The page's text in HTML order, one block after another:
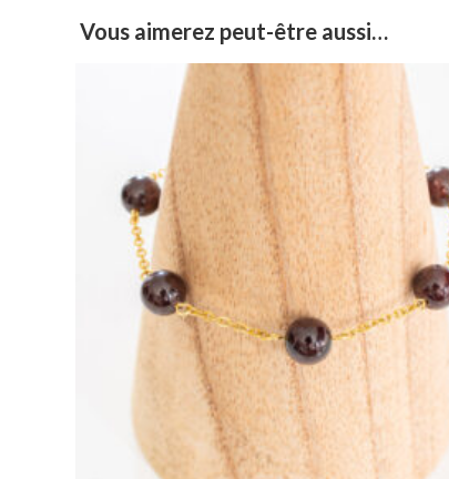
Vous aimerez peut-être aussi…